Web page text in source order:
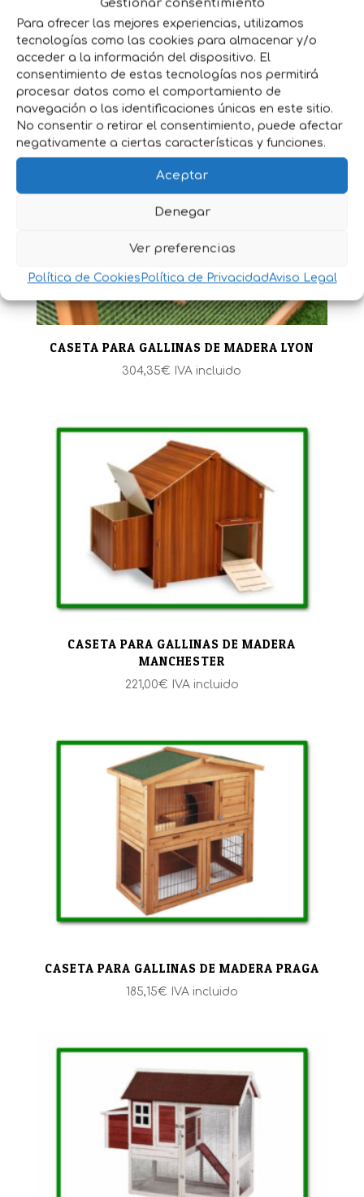
Gestionar consentimiento
Para ofrecer las mejores experiencias, utilizamos
tecnologías como las cookies para almacenar y/o
acceder a la información del dispositivo. El
consentimiento de estas tecnologías nos permitirá
procesar datos como el comportamiento de
navegación o las identificaciones únicas en este sitio.
No consentir o retirar el consentimiento, puede afectar
negativamente a ciertas características y funciones.
Aceptar
Denegar
Ver preferencias
Política de Cookies Política de PrivacidadAviso Legal
CASETA PARA GALLINAS DE MADERA LISBOA
59,35€ IVA incluido
CASETA PARA GALLINAS DE MADERA LYON
304,35€ IVA incluido
CASETA PARA GALLINAS DE MADERA
MANCHESTER
221,00€ IVA incluido
CASETA PARA GALLINAS DE MADERA PRAGA
185,15€ IVA incluido